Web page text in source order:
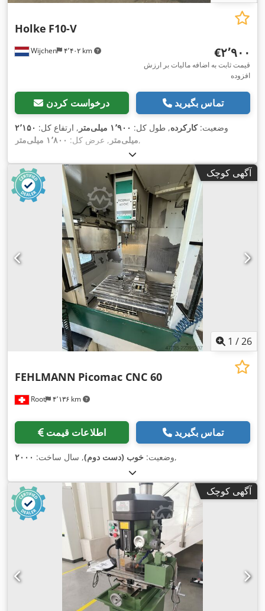
Wijchen ۴٬۴۰۲ km
Holke F10-V
‎€۲٬۹۰۰
قیمت ثابت به اضافه مالیات بر ارزش
افزوده
درخواست کردن تماس بگیرید
وضعیت:کارکرده, طول کل: ۱٬۹۰۰ میلی‌متر , ارتفاع کل: ۲٬۱۵۰
میلی‌متر , عرض کل: ۱٬۸۰۰ میلی‌متر ,
آگهی کوچک
1 /26
Root ۴٬۱۳۶ km
FEHLMANN Picomac CNC 60
اطلاعات قیمت تماس بگیرید
وضعیت: خوب (دست دوم), سال ساخت: ۲۰۰۰ ,
آگهی کوچک